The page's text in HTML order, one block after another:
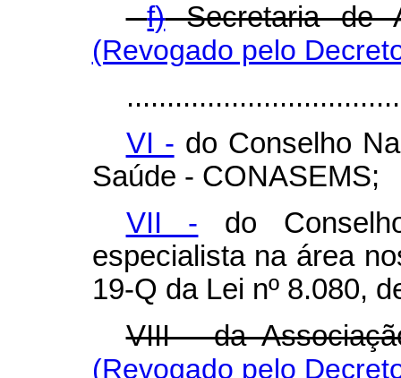
f)Secretaria de
(Revogado pelo
VI - do Conselho
Saúde - CONASEMS;
VII - do
especialista na área
19-Q da Lei nº 8.080,
VIII - da
(Revogado pelo